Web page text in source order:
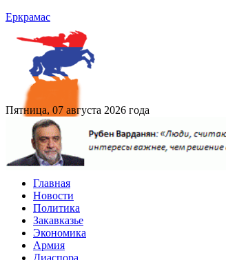
Еркрамас
Пятница, 07 августа 2026 года
Главная
Новости
Политика
Закавказье
Экономика
Армия
Диаспора